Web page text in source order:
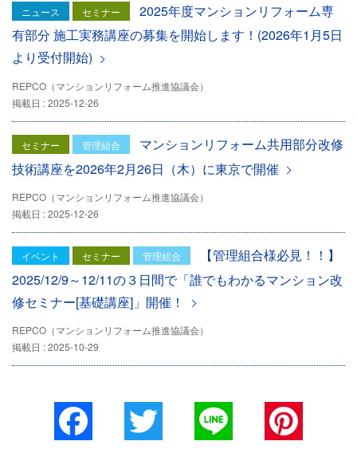
ニュース セミナー
2025年度マンションリフォーム専
有部分 施工実務講座の募集を開始します！(2026年1月5日
より受付開始)
REPCO（マンションリフォーム推進協議会）
掲載日 : 2025-12-26
セミナー 管理組合
マンションリフォーム共用部分改修
技術講座を2026年2月26日（木）に東京で開催
REPCO（マンションリフォーム推進協議会）
掲載日 : 2025-12-26
イベント セミナー 管理組合
【管理組合様必見！！】
2025/12/9～12/11の３日間で「誰でもわかるマンション改
修セミナー[基礎講座]」開催！
REPCO（マンションリフォーム推進協議会）
掲載日 : 2025-10-29
Facebook